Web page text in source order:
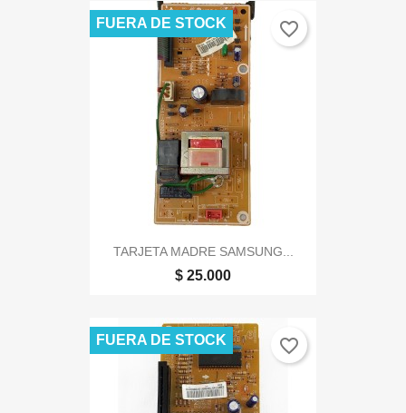
TARJETA MADRE SAMSUNG...
$ 25.000
FUERA DE STOCK favorite_border
FUERA DE STOCK favorite_border